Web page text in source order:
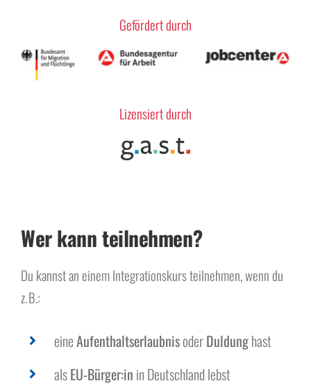
Gefördert durch
Lizensiert durch
Wer kann teilnehmen?
Du kannst an einem Integrationskurs teilnehmen, wenn du
z. B.:
eineAufenthaltserlaubnisoderDuldunghast
alsEU-Bürger:in in Deutschland lebst